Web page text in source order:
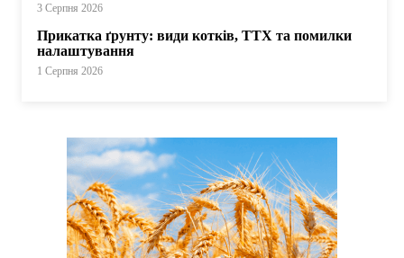
3 Серпня 2026
Прикатка ґрунту: види котків, ТТХ та помилки
налаштування
1 Серпня 2026